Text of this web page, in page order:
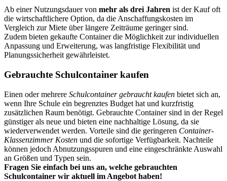
Ab einer Nutzungsdauer von mehr als drei Jahren ist der Kauf oft
die wirtschaftlichere Option, da die Anschaffungskosten im
Vergleich zur Miete über längere Zeiträume geringer sind.
Zudem bieten gekaufte Container die Möglichkeit zur individuellen
Anpassung und Erweiterung, was langfristige Flexibilität und
Planungssicherheit gewährleistet.
Gebrauchte Schulcontainer kaufen
Einen oder mehrere Schulcontainer gebraucht kaufen bietet sich an,
wenn Ihre Schule ein begrenztes Budget hat und kurzfristig
zusätzlichen Raum benötigt. Gebrauchte Container sind in der Regel
günstiger als neue und bieten eine nachhaltige Lösung, da sie
wiederverwendet werden. Vorteile sind die geringeren Container-
Klassenzimmer Kosten und die sofortige Verfügbarkeit. Nachteile
können jedoch Abnutzungsspuren und eine eingeschränkte Auswahl
an Größen und Typen sein.
Fragen Sie einfach bei uns an, welche gebrauchten
Schulcontainer wir aktuell im Angebot haben!